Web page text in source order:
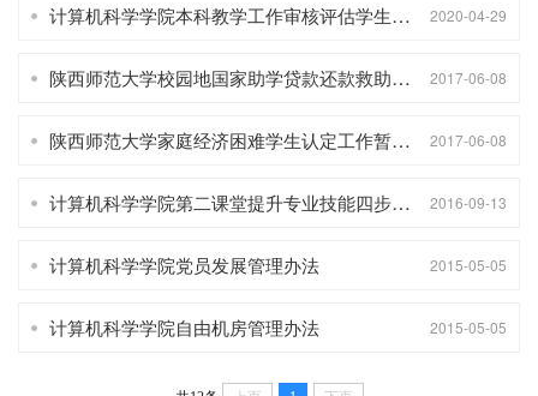
计算机科学学院本科教学工作审核评估学生工作实施方案 2020-04-29
陕西师范大学校园地国家助学贷款还款救助操作细则（试行） 2017-06-08
陕西师范大学家庭经济困难学生认定工作暂行办法（修订） 2017-06-08
计算机科学学院第二课堂提升专业技能四步培养计划 2016-09-13
计算机科学学院党员发展管理办法 2015-05-05
计算机科学学院自由机房管理办法 2015-05-05